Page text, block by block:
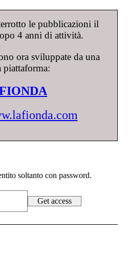
le pubblicazioni il
4 anni di attività.
ora sviluppate da una
piattaforma:
soltanto con password.